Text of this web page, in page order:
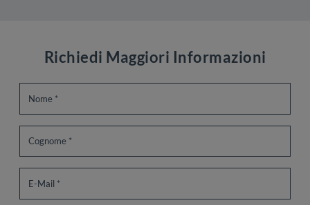
Richiedi Maggiori Informazioni